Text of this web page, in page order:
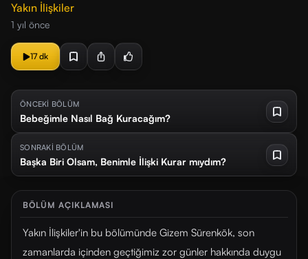
Yakın İlişkiler
1 yıl önce
17 dk
ÖNCEKİ BÖLÜM
Bebeğimle Nasıl Bağ Kuracağım?
SONRAKİ BÖLÜM
Başka Biri Olsam, Benimle İlişki Kurar mıydım?
BÖLÜM AÇIKLAMASI
Yakın İlişkiler'in bu bölümünde Gizem Sürenkök, son
zamanlarda içinden geçtiğimiz zor günler hakkında duygu